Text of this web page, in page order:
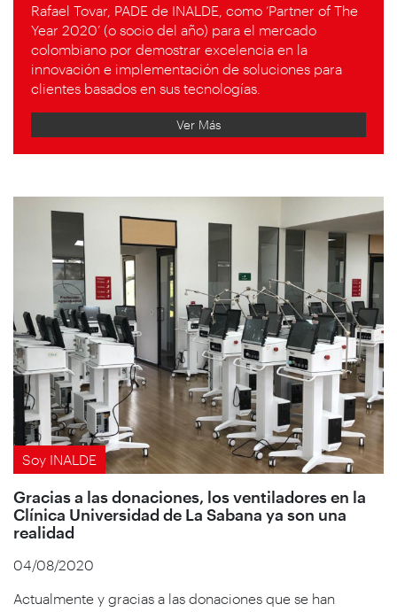
Rafael Tovar, PADE de INALDE, como ‘Partner of The
Year 2020’ (o socio del año) para el mercado
colombiano por demostrar excelencia en la
innovación e implementación de soluciones para
clientes basados en sus tecnologías.
Ver Más
Soy INALDE
Gracias a las donaciones, los ventiladores en la
Clínica Universidad de La Sabana ya son una
realidad
04/08/2020
Actualmente y gracias a las donaciones que se han